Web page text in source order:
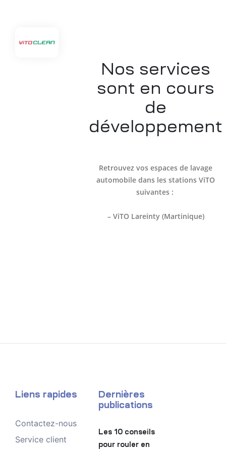
Nos services
sont en cours
de
développement
Retrouvez vos espaces de lavage
automobile dans les stations ViTO
suivantes :
– ViTO Lareinty (Martinique)
Liens rapides
Contactez-nous
Service client
Dernières
publications
Les 10 conseils
pour rouler en